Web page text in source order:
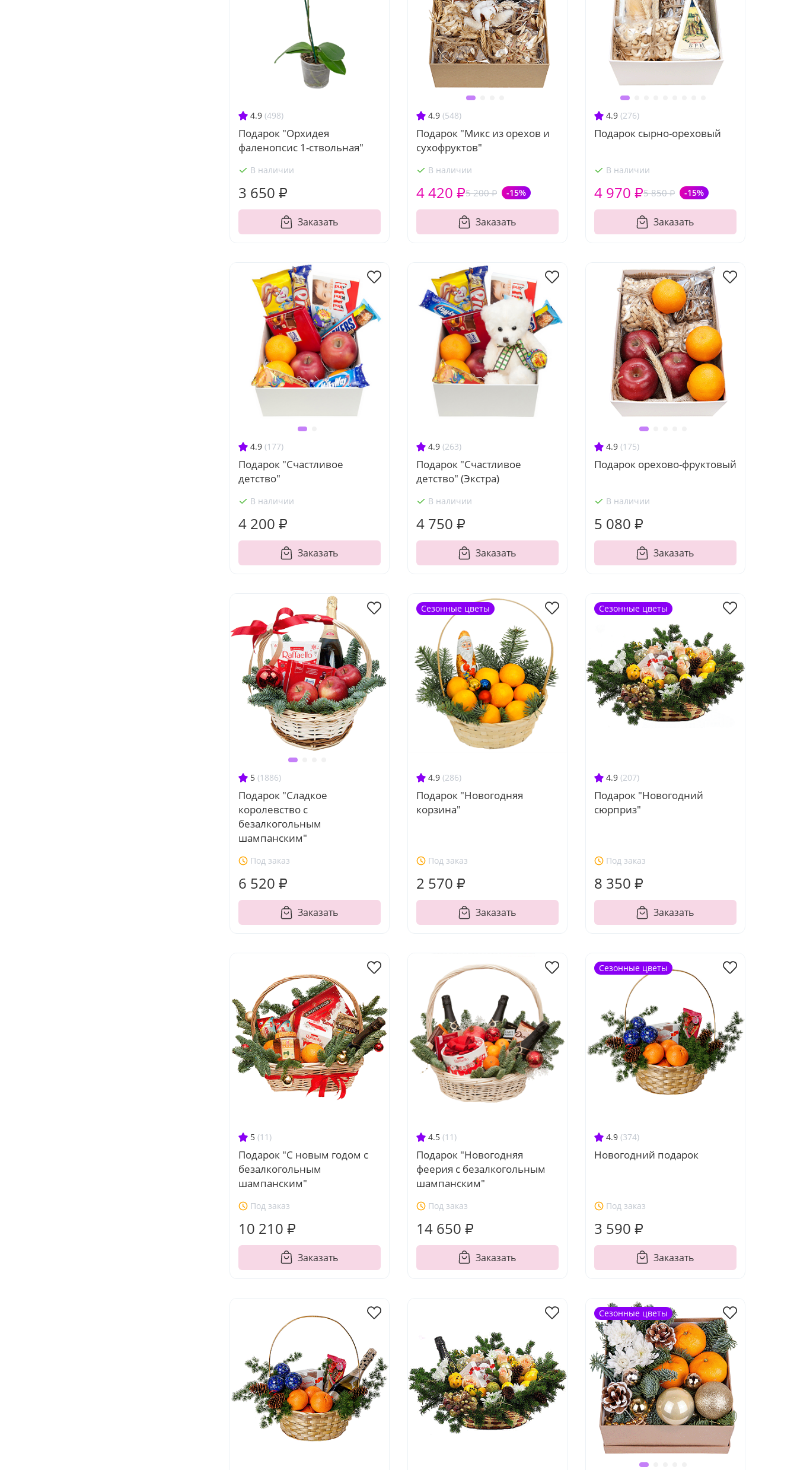
4.9 (498)
Подарок "Орхидея
фаленопсис 1-ствольная"
В наличии
3 650 ₽
Заказать
4.9 (548)
Подарок "Микс из орехов и
сухофруктов"
В наличии
5 200 ₽ -15%
4 420 ₽
Заказать
4.9 (276)
Подарок сырно-ореховый
В наличии
5 850 ₽ -15%
4 970 ₽
Заказать
4.9 (177)
Подарок "Счастливое
детство"
В наличии
4 200 ₽
Заказать
4.9 (263)
Подарок "Счастливое
детство" (Экстра)
В наличии
4 750 ₽
Заказать
4.9 (175)
Подарок орехово-фруктовый
В наличии
5 080 ₽
Заказать
5 (1886)
Подарок "Сладкое
королевство с
безалкогольным
шампанским"
Под заказ
6 520 ₽
Заказать
4.9 (286)
Подарок "Новогодняя
корзина"
Под заказ
2 570 ₽
Заказать
Сезонные цветы
4.9 (207)
Подарок "Новогодний
сюрприз"
Под заказ
8 350 ₽
Заказать
Сезонные цветы
5 (11)
Подарок "С новым годом с
безалкогольным
шампанским"
Под заказ
10 210 ₽
Заказать
4.5 (11)
Подарок "Новогодняя
феерия с безалкогольным
шампанским"
Под заказ
14 650 ₽
Заказать
4.9 (374)
Новогодний подарок
Под заказ
3 590 ₽
Заказать
Сезонные цветы
Сезонные цветы